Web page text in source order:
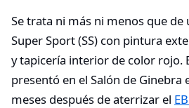
Se trata ni más ni menos que de
Super Sport (SS) con pintura
y tapicería interior de color rojo.
presentó en el Salón de Ginebra
meses después de aterrizar el